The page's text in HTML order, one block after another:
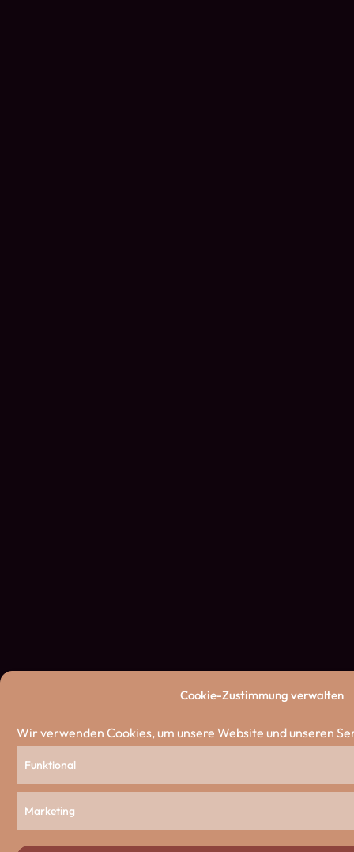
Cookie-Zustimmung verwalten
Wir verwenden Cookies, um unsere Website und unseren
Funktional
Marketing